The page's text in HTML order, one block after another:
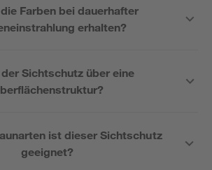
Farben bei dauerhafter
erhalten?
Sichtschutz über eine
ist dieser Sichtschutz
geeignet?